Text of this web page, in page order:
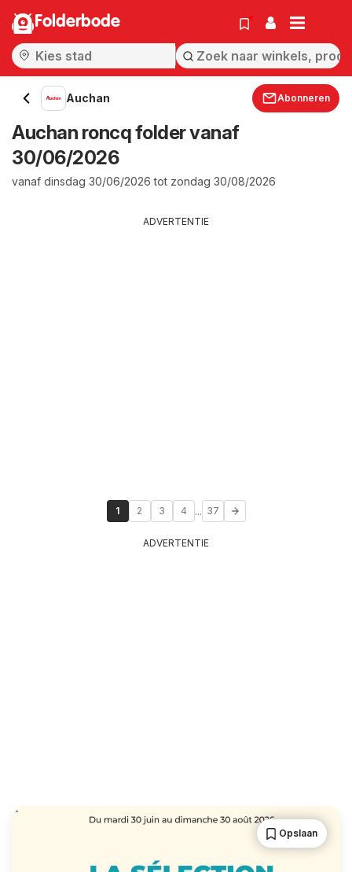
Folderbode
Auchan Abonneren
Auchan roncq folder vanaf
30/06/2026
vanaf dinsdag 30/06/2026 tot zondag 30/08/2026
ADVERTENTIE
1 2 3 4 ... 37
ADVERTENTIE
Opslaan